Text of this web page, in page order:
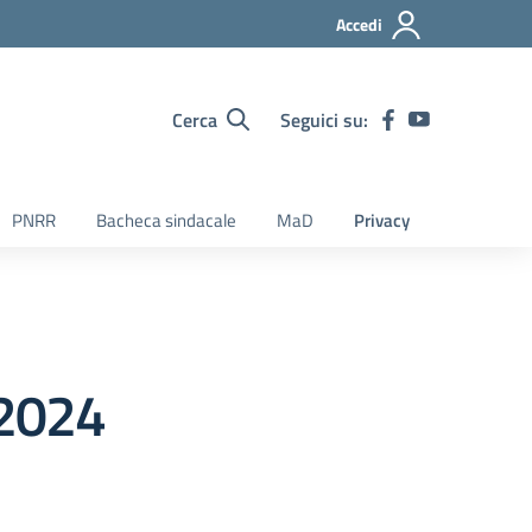
Accedi
Cerca Seguici su:
PNRR Bacheca sindacale MaD Privacy